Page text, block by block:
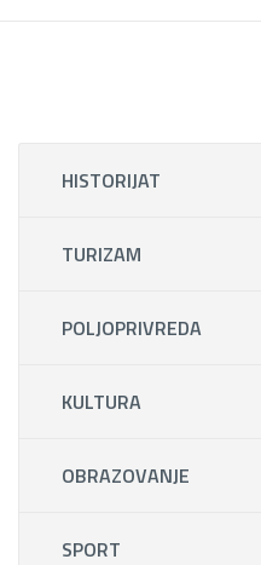
HISTORIJAT
TURIZAM
POLJOPRIVREDA
KULTURA
OBRAZOVANJE
SPORT